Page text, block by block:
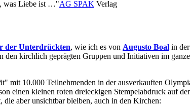
was Liebe ist …"AG SPAK Verlag
der Unterdrückten, wie ich es von Augusto Boal in
kirchlich geprägten Gruppen und Initiativen im
mit 10.000 Teilnehmenden in der ausverkauften
einen kleinen roten dreieckigen Stempelabdruck auf
aber unsichtbar bleiben, auch in den Kirchen: